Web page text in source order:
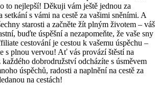
to nejlepší! Děkuji vám ještě jednou za
setkání s vámi na cestě za vašimi sněními. A
starosti a začněte žít plným životem – váš
buďte úspěšní a nezapomeňte, že vaše sny
cestování je cestou k vašemu úspěchu –
s plnou vervou! Ať vás provází štěstí na
dobrodružství odcházíte s úsměvem
úspěchů, radosti a naplnění na cestě za
na cestách!